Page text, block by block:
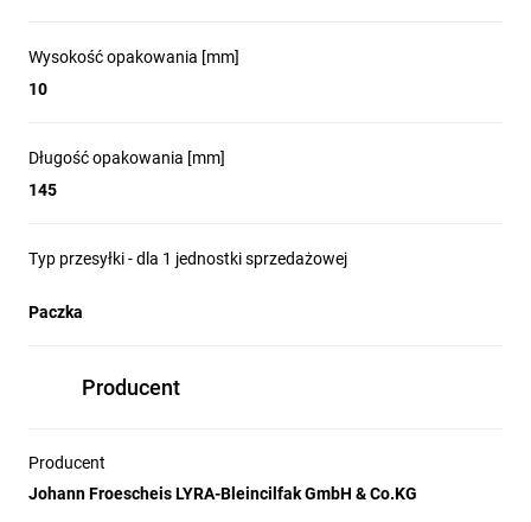
Wysokość opakowania [mm]
10
Długość opakowania [mm]
145
Typ przesyłki - dla 1 jednostki sprzedażowej
Paczka
Producent
Producent
Johann Froescheis LYRA-Bleincilfak GmbH & Co.KG